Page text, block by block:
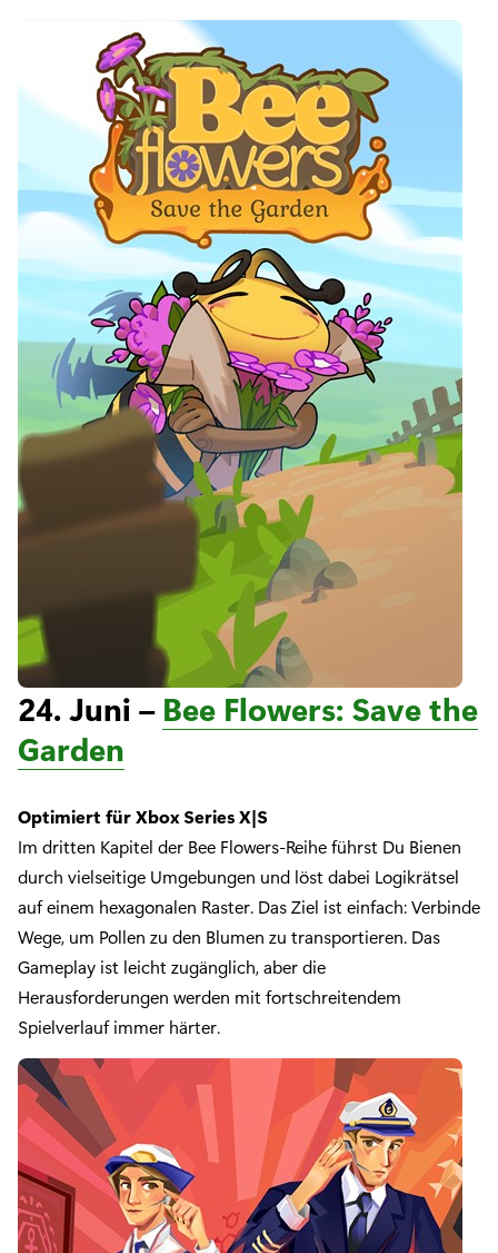
24. Juni – Bee Flowers: Save the
Garden
Optimiert für Xbox Series X|S
Im dritten Kapitel der Bee Flowers-Reihe führst Du Bienen
durch vielseitige Umgebungen und löst dabei Logikrätsel
auf einem hexagonalen Raster. Das Ziel ist einfach: Verbinde
Wege, um Pollen zu den Blumen zu transportieren. Das
Gameplay ist leicht zugänglich, aber die
Herausforderungen werden mit fortschreitendem
Spielverlauf immer härter.